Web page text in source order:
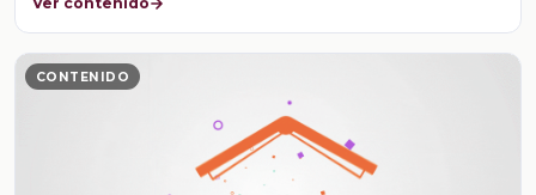
CONTENIDO